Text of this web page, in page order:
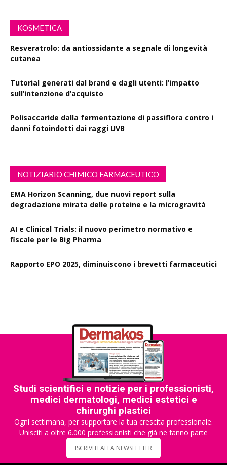
KOSMETICA
Resveratrolo: da antiossidante a segnale di longevità
cutanea
Tutorial generati dal brand e dagli utenti: l’impatto
sull’intenzione d’acquisto
Polisaccaride dalla fermentazione di passiflora contro i
danni fotoindotti dai raggi UVB
NOTIZIARIO CHIMICO FARMACEUTICO
EMA Horizon Scanning, due nuovi report sulla
degradazione mirata delle proteine e la microgravità
AI e Clinical Trials: il nuovo perimetro normativo e
fiscale per le Big Pharma
Rapporto EPO 2025, diminuiscono i brevetti farmaceutici
Studi scientifici e notizie per i professionisti,
medici dermatologi, medici estetici e
chirurghi plastici
Ogni settimana, per supportare la tua crescita professionale.
Unisciti a oltre 6.000 professionisti che già ne fanno parte
ISCRIVITI ALLA NEWSLETTER